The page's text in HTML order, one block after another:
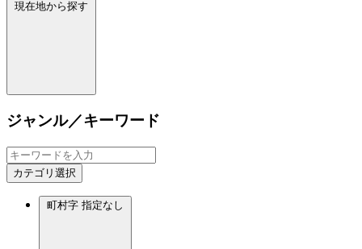
現在地から探す
ジャンル／キーワード
カテゴリ選択
町村字 指定なし